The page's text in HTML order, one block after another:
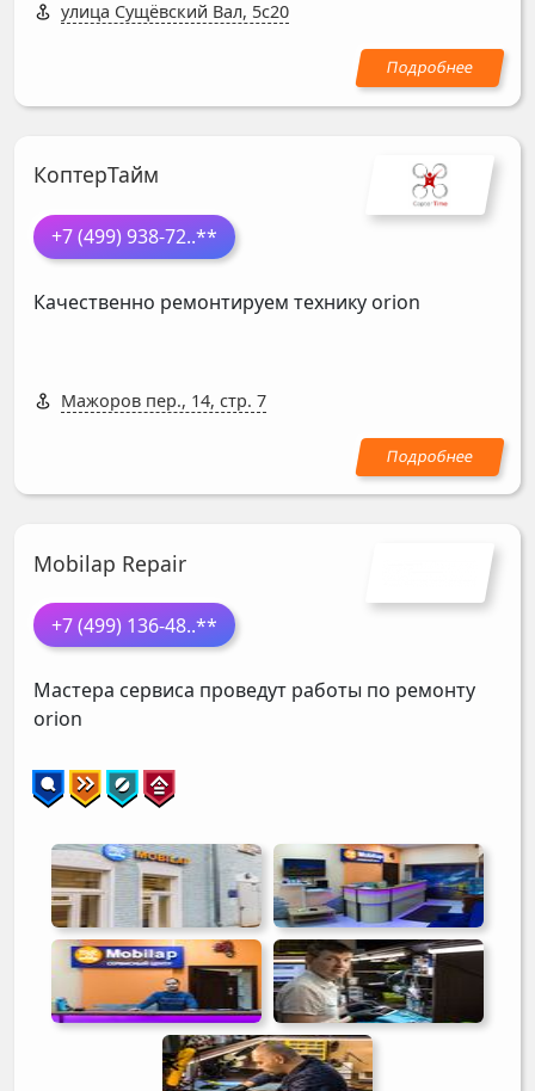
улица Сущёвский Вал, 5с20
КоптерТайм
+7 (499) 938-72..**
Качественно ремонтируем технику orion
Мажоров пер., 14, стр. 7
Mobilap Repair
+7 (499) 136-48..**
Мастера сервиса проведут работы по ремонту
orion